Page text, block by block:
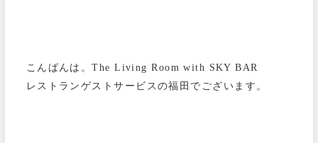
こんばんは。The Living Room with SKY BAR
レストランゲストサービスの福田でございます。